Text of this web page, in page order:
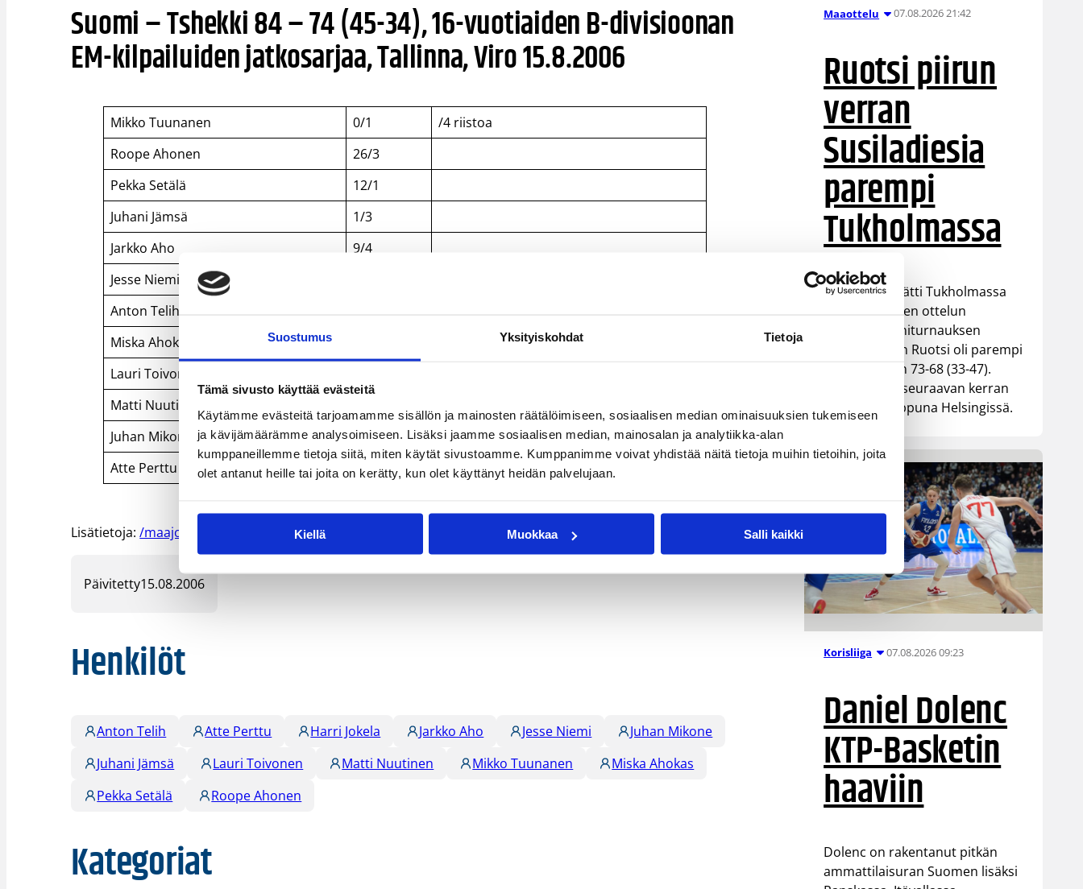
Suostumus Yksityiskohdat Tietoja
Tämä sivusto käyttää evästeitä
Käytämme evästeitä tarjoamamme sisällön ja mainosten räätälöimiseen, sosiaalisen median ominaisuuksien tukemiseen
ja kävijämäärämme analysoimiseen. Lisäksi jaamme sosiaalisen median, mainosalan ja analytiikka-alan
kumppaneillemme tietoja siitä, miten käytät sivustoamme. Kumppanimme voivat yhdistää näitä tietoja muihin tietoihin, joita
olet antanut heille tai joita on kerätty, kun olet käyttänyt heidän palvelujaan.
Kiellä Muokkaa Salli kaikki
Suomi – Tshekki 84 – 74 (45-34), 16-vuotiaiden B-divisioonan
EM-kilpailuiden jatkosarjaa, Tallinna, Viro 15.8.2006
Mikko Tuunanen 0/1
/4 riistoa
Roope Ahonen
26/3
Pekka Setälä
12/1
Juhani Jämsä
1/3
Jarkko Aho
9/4
Jesse Niemi
Anton Telih
Miska Ahokas
Lauri Toivonen
Matti Nuutinen
Juhan Mikone
7/2
Atte Perttu
0/0
Lisätietoja:/maajoukkueet/poikien_maajoukkueet/16-vuotiaat_pojat2/
Päivitetty15.08.2006
Henkilöt
Anton Telih Atte Perttu Harri Jokela Jarkko Aho Jesse Niemi
Juhan Mikone
Juhani Jämsä
Lauri Toivonen Matti Nuutinen Mikko Tuunanen
Miska Ahokas
Pekka Setälä
Roope Ahonen
Kategoriat
Maaottelu 07.08.2026 21:42
Ruotsi piirun
verran
Susiladiesia
parempi
Tukholmassa
Susiladies päätti Tukholmassa
pelatun kahden ottelun
mittaisen miniturnauksen
tappioon, kun Ruotsi oli parempi
loppulukemin 73-68 (33-47).
Suomi pelaa seuraavan kerran
ensi viikonloppuna Helsingissä.
Korisliiga 07.08.2026 09:23
Daniel Dolenc
KTP-Basketin
haaviin
Dolenc on rakentanut pitkän
ammattilaisuran Suomen lisäksi